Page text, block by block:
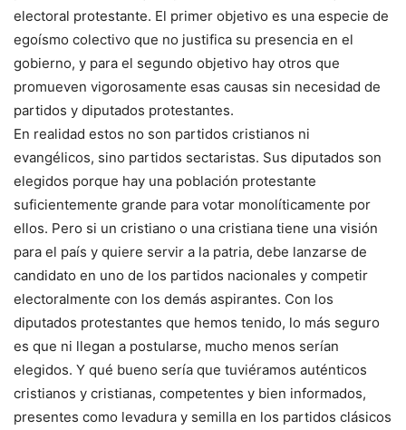
electoral protestante. El primer objetivo es una especie de
egoísmo colectivo que no justifica su presencia en el
gobierno, y para el segundo objetivo hay otros que
promueven vigorosamente esas causas sin necesidad de
partidos y diputados protestantes.
En realidad estos no son partidos cristianos ni
evangélicos, sino partidos sectaristas. Sus diputados son
elegidos porque hay una población protestante
suficientemente grande para votar monolíticamente por
ellos. Pero si un cristiano o una cristiana tiene una visión
para el país y quiere servir a la patria, debe lanzarse de
candidato en uno de los partidos nacionales y competir
electoralmente con los demás aspirantes. Con los
diputados protestantes que hemos tenido, lo más seguro
es que ni llegan a postularse, mucho menos serían
elegidos. Y qué bueno sería que tuviéramos auténticos
cristianos y cristianas, competentes y bien informados,
presentes como levadura y semilla en los partidos clásicos